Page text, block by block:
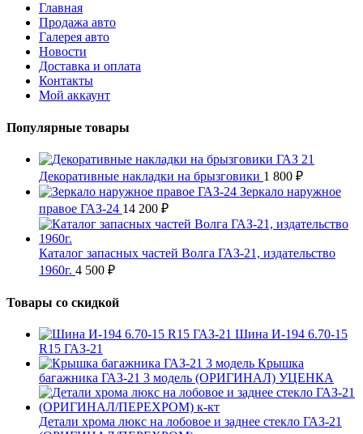
Главная
Продажа авто
Галерея авто
Новости
Доставка и оплата
Контакты
Мой аккаунт
Популярные товары
Декоративные накладки на брызговики 1 800 ₽
Зеркало наружное
правое ГАЗ-24 14 200 ₽
Каталог запасных частей Волга ГАЗ-21, издательство
1960г. 4 500 ₽
Товары со скидкой
Шина И-194 6.70-15
R15 ГАЗ-21
Крышка
багажника ГАЗ-21 3 модель (ОРИГИНАЛ) УЦЕНКА
Детали хрома люкс на лобовое и заднее стекло ГАЗ-21